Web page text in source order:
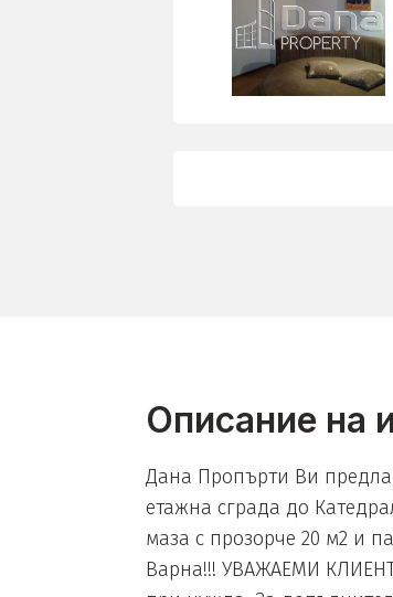
Описание на
Дана Пропърти Ви
етажна сграда до
маза с прозорче 20 м2 и
Варна!!! УВАЖАЕМИ